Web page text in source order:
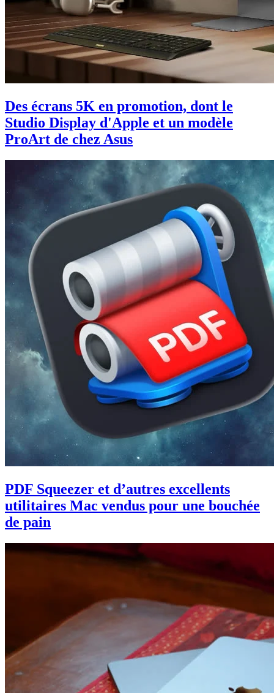
Des écrans 5K en promotion, dont le
Studio Display d'Apple et un modèle
ProArt de chez Asus
PDF Squeezer et d’autres excellents
utilitaires Mac vendus pour une bouchée
de pain